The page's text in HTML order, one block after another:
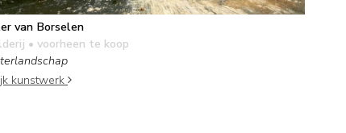
van Borselen
• voorheen te koop
kunstwerk